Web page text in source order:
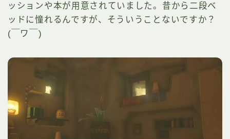
ッションや本が用意されていました。昔から二段ベ
ッドに憧れるんですが、そういうことないですか？
(￣ワ￣)